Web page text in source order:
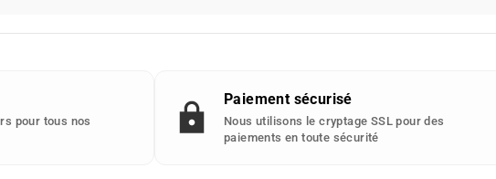
pour tous nos
Paiement sécurisé
Nous utilisons le cryptage SSL pour des
paiements en toute sécurité